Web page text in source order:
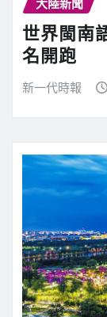
大陸新聞
世界閩南
名開跑
新一代時報